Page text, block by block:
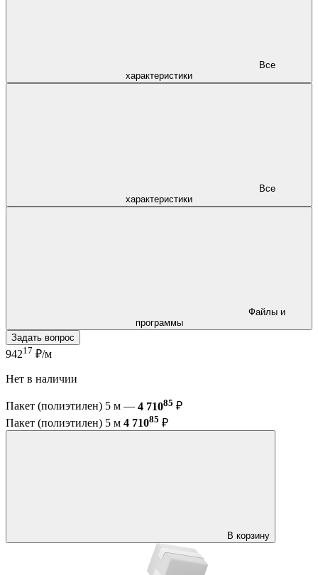
характеристики
характеристики
программы
Задать вопрос
94217 ₽/м
Нет в наличии
Пакет (полиэтилен) 5 м — 4 71085 ₽
Пакет (полиэтилен) 5 м 4 71085 ₽
В корзину